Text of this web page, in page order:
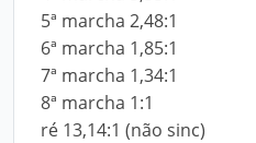
5ª marcha 2,48:1
6ª marcha 1,85:1
7ª marcha 1,34:1
8ª marcha 1:1
ré 13,14:1 (não sinc)